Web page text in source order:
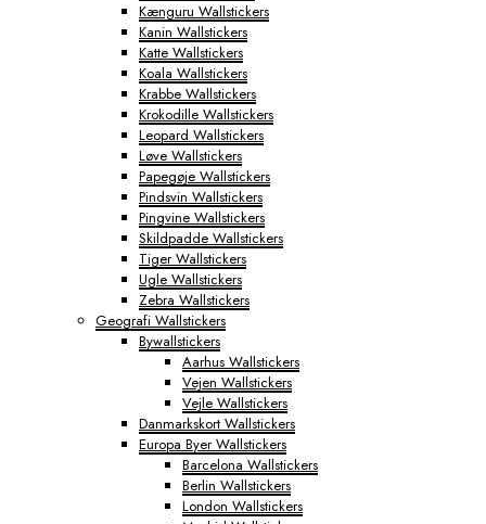
Kænguru Wallstickers
Kanin Wallstickers
Katte Wallstickers
Koala Wallstickers
Krabbe Wallstickers
Krokodille Wallstickers
Leopard Wallstickers
Løve Wallstickers
Papegøje Wallstickers
Pindsvin Wallstickers
Pingvine Wallstickers
Skildpadde Wallstickers
Tiger Wallstickers
Ugle Wallstickers
Zebra Wallstickers
Geografi Wallstickers
Bywallstickers
Aarhus Wallstickers
Vejen Wallstickers
Vejle Wallstickers
Danmarkskort Wallstickers
Europa Byer Wallstickers
Barcelona Wallstickers
Berlin Wallstickers
London Wallstickers